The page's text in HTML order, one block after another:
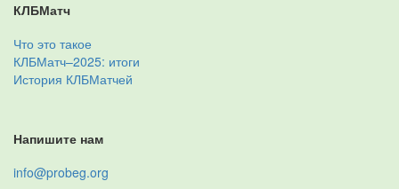
КЛБМатч
Что это такое
КЛБМатч–2025: итоги
История КЛБМатчей
Напишите нам
info@probeg.org